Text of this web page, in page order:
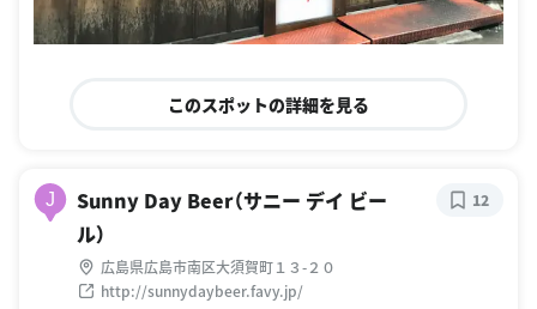
このスポットの詳細を見る
J
Sunny Day Beer（サニー デイ ビー
ル）
広島県広島市南区大須賀町１３-２０
http://sunnydaybeer.favy.jp/
12